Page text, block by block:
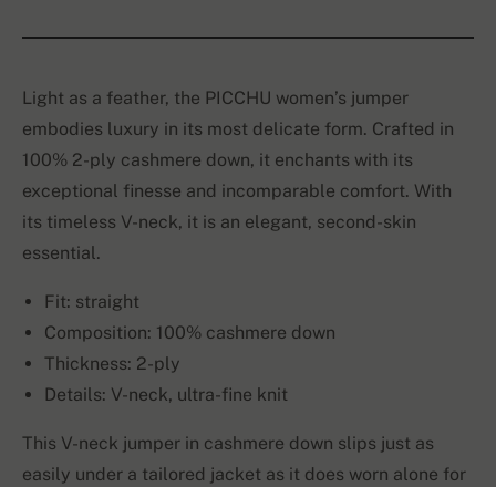
Light as a feather, the PICCHU women’s jumper
embodies luxury in its most delicate form. Crafted in
100% 2-ply cashmere down, it enchants with its
exceptional finesse and incomparable comfort. With
its timeless V-neck, it is an elegant, second-skin
essential.
Fit: straight
Composition: 100% cashmere down
Thickness: 2-ply
Details: V-neck, ultra-fine knit
This V-neck jumper in cashmere down slips just as
easily under a tailored jacket as it does worn alone for